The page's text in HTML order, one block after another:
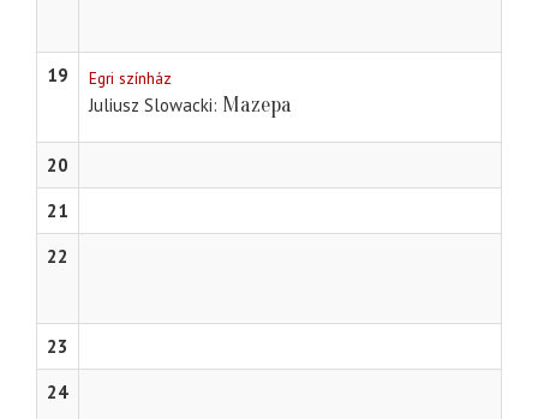
19 Egri színház
Juliusz Slowacki Mazepa
20
21
22
23
24